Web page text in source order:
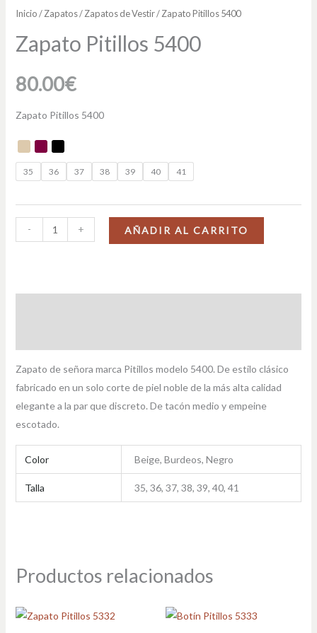
Inicio/Zapatos/Zapatos de Vestir/ Zapato Pitillos 5400
Zapato Pitillos 5400
80.00€
Zapato Pitillos 5400
35 36 37 38 39 40 41
- + AÑADIR AL CARRITO
Zapato de señora marca Pitillos modelo 5400. De estilo clásico
fabricado en un solo corte de piel noble de la más alta calidad
elegante a la par que discreto. De tacón medio y empeine
escotado.
Color Beige, Burdeos, Negro
Talla 35, 36, 37, 38, 39, 40, 41
Productos relacionados